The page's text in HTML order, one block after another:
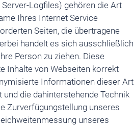
Logfiles) gehören die Art
Ihres Internet Service
Seiten, die übertragene
handelt es sich ausschließlich
Person zu ziehen. Diese
Inhalte von Webseiten korrekt
Informationen dieser Art
die dahinterstehende Technik
Zurverfügungstellung unseres
unseres